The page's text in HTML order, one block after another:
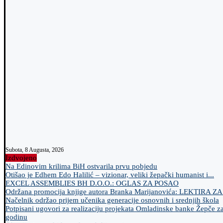
Subota, 8 Augusta, 2026
Izdvojeno
Na Edinovim krilima BiH ostvarila prvu pobjedu
Otišao je Edhem Edo Halilić – vizionar, veliki žepački humanist i...
EXCEL ASSEMBLIES BH D.O.O.: OGLAS ZA POSAO
Održana promocija knjige autora Branka Marijanovića: LEKTIRA
Načelnik održao prijem učenika generacije osnovnih i srednjih škola
Potpisani ugovori za realizaciju projekata Omladinske banke Žepče
godinu